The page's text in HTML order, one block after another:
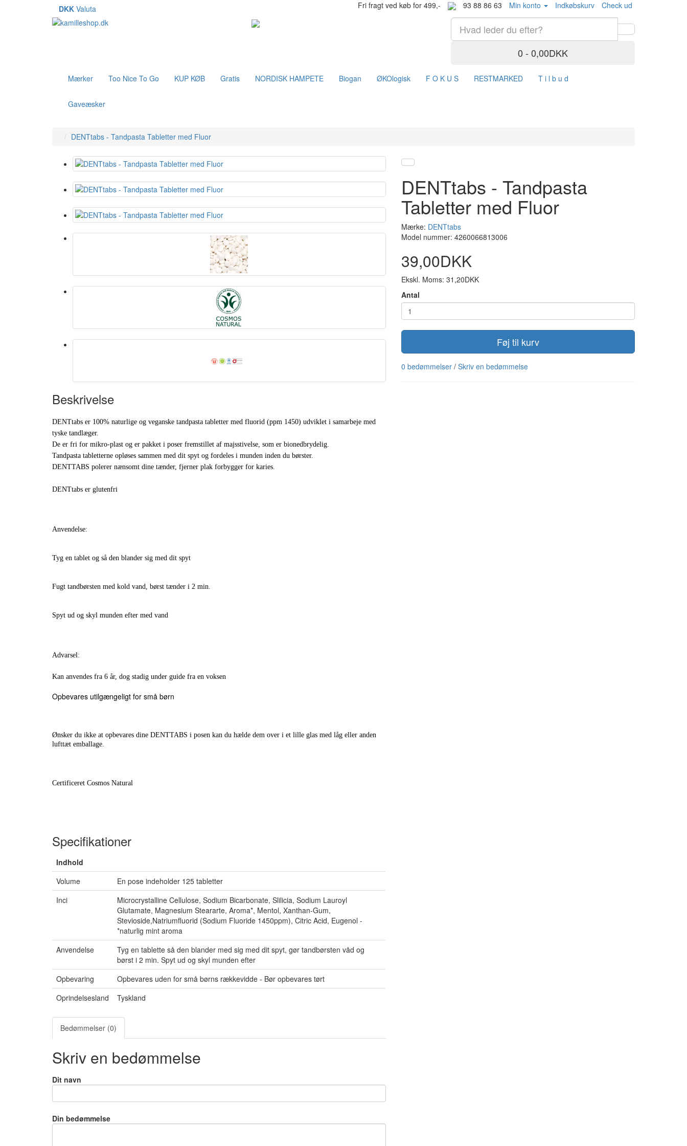
DKK Valuta Fri fragt ved køb for 499,- 93 88 86 63 Min konto Indkøbskurv Check ud
0 - 0,00DKK
Mærker Too Nice To Go KUP KØB Gratis NORDISK HAMPETE Biogan ØKOlogisk F O K U S RESTMARKED T i l b u d
Gaveæsker
DENTtabs - Tandpasta Tabletter med Fluor
Beskrivelse
DENTtabs er 100% naturlige og veganske tandpasta tabletter med fluorid (ppm 1450) udviklet i samarbeje med
tyske tandlæger.
De er fri for mikro-plast og er pakket i poser fremstillet af majsstivelse, som er bionedbrydelig.
Tandpasta tabletterne opløses sammen med dit spyt og fordeles i munden inden du børster.
DENTTABS polerer nænsomt dine tænder, fjerner plak forbygger for karies.
DENTtabs er glutenfri
Anvendelse:
Tyg en tablet og så den blander sig med dit spyt
Fugt tandbørsten med kold vand, børst tænder i 2 min.
Spyt ud og skyl munden efter med vand
Advarsel:
Kan anvendes fra 6 år, dog stadig under guide fra en voksen
Opbevares utilgængeligt for små børn
Ønsker du ikke at opbevares dine DENTTABS i posen kan du hælde dem over i et lille glas med låg eller anden
lufttæt emballage.
Certificeret Cosmos Natural
Specifikationer
Indhold
Volume
En pose indeholder 125 tabletter
Inci
Microcrystalline Cellulose, Sodium Bicarbonate, Slilicia, Sodium Lauroyl
Glutamate, Magnesium Steararte, Aroma*, Mentol, Xanthan-Gum,
Stevioside,Natriumfluorid (Sodium Fluoride 1450ppm), Citric Acid, Eugenol -
*naturlig mint aroma
Anvendelse
Tyg en tablette så den blander med sig med dit spyt, gør tandbørsten våd og
børst i 2 min. Spyt ud og skyl munden efter
Opbevaring
Opbevares uden for små børns rækkevidde - Bør opbevares tørt
Oprindelsesland
Tyskland
Bedømmelser (0)
Skriv en bedømmelse
Dit navn
Din bedømmelse
DENTtabs - Tandpasta
Tabletter med Fluor
Mærke: DENTtabs
Model nummer: 4260066813006
39,00DKK
Ekskl. Moms: 31,20DKK
Antal
Føj til kurv
0 bedømmelser/ Skriv en bedømmelse